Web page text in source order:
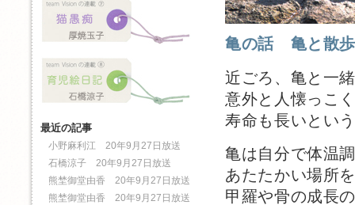
亀の話 亀と散
近ごろ、亀と一
意外と人懐っこ
寿命も長いとい
亀は自分で体温
あたたかい場所
甲羅や骨の成長
最近の記事
小野麻利江 20年9月27日放送
石橋涼子 20年9月27日放送
熊埜御堂由香 20年9月27日放送
熊埜御堂由香 20年9月27日放送